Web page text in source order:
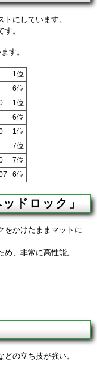
にしています。
。
す。
1位
6位
1位
6位
1位
7位
7位
6位
ドロック」
をかけたままマットに
、非常に高性能。
の立ち技が強い。